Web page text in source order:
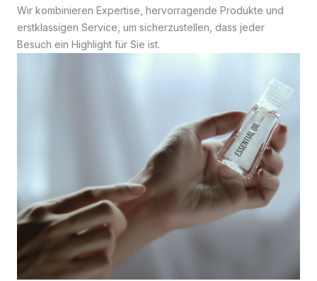
Wir kombinieren Expertise, hervorragende Produkte und
erstklassigen Service, um sicherzustellen, dass jeder
Besuch ein Highlight für Sie ist.